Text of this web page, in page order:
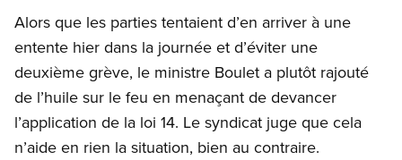
Alors que les parties tentaient d’en arriver à une
entente hier dans la journée et d’éviter une
deuxième grève, le ministre Boulet a plutôt rajouté
de l’huile sur le feu en menaçant de devancer
l’application de la loi 14. Le syndicat juge que cela
n’aide en rien la situation, bien au contraire.